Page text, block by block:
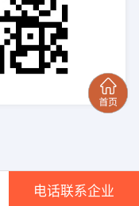
电话联系企业